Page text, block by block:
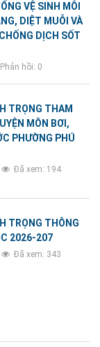
VỆ SINH MÔI
DIỆT MUỖI VÀ
DỊCH SỐT
Phản hồi: 0
TRỌNG THAM
MÔN BƠI,
PHƯỜNG PHÚ
Đã xem: 194
TRỌNG THÔNG
2026-207
Đã xem: 343